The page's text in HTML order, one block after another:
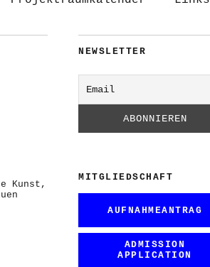
Kunst,
NEWSLETTER
MITGLIEDSCHAFT
AUFNAHMEANTRAG
ADMISSION
APPLICATION